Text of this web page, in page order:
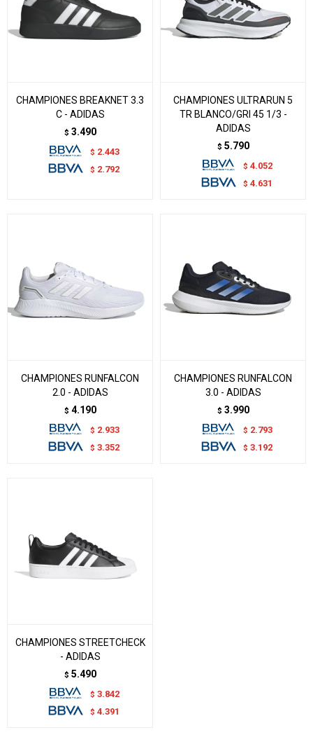
CHAMPIONES BREAKNET 3.3
C - ADIDAS
$ 3.490
$ 2.443
$ 2.792
CHAMPIONES ULTRARUN 5
TR BLANCO/GRI 45 1/3 -
ADIDAS
$ 5.790
$ 4.052
$ 4.631
CHAMPIONES RUNFALCON
2.0 - ADIDAS
$ 4.190
$ 2.933
$ 3.352
CHAMPIONES RUNFALCON
3.0 - ADIDAS
$ 3.990
$ 2.793
$ 3.192
CHAMPIONES STREETCHECK
- ADIDAS
$ 5.490
$ 3.842
$ 4.391